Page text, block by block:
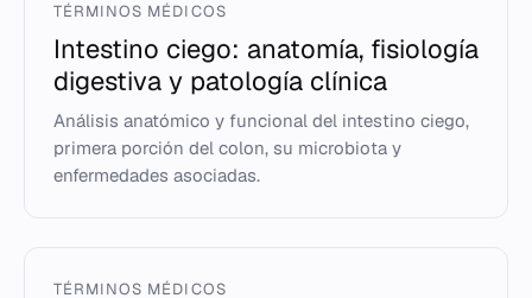
TÉRMINOS MÉDICOS
Intestino ciego: anatomía, fisiología
digestiva y patología clínica
Análisis anatómico y funcional del intestino ciego,
primera porción del colon, su microbiota y
enfermedades asociadas.
TÉRMINOS MÉDICOS